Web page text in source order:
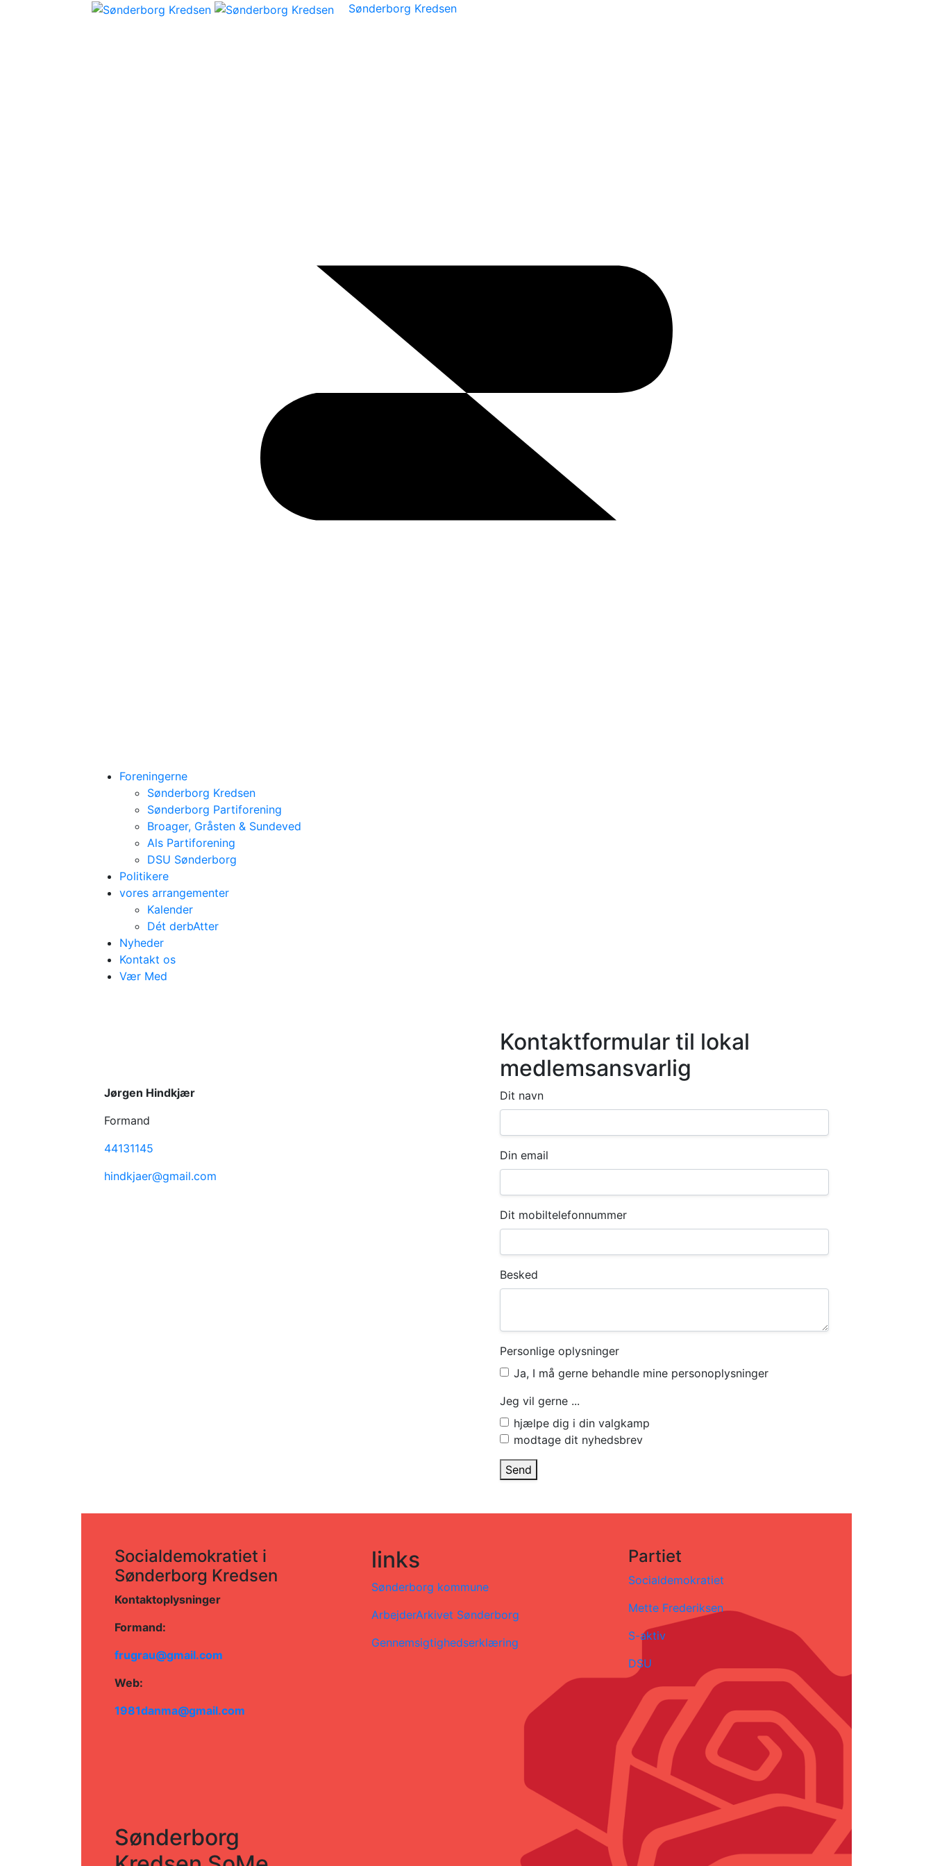
Sønderborg Kredsen
Foreningerne
Sønderborg Kredsen
Sønderborg Partiforening
Broager, Gråsten & Sundeved
Als Partiforening
DSU Sønderborg
Politikere
vores arrangementer
Kalender
Dét derbAtter
Nyheder
Kontakt os
Vær Med
Kontakt os
Jørgen Hindkjær
Formand
44131145
hindkjaer@gmail.com
Kontaktformular til lokal
medlemsansvarlig
Dit navn
Din email
Dit mobiltelefonnummer
Besked
Personlige oplysninger
Ja, I må gerne behandle mine personoplysninger
Jeg vil gerne ...
hjælpe dig i din valgkamp
modtage dit nyhedsbrev
Send
Socialdemokratiet i
Sønderborg Kredsen
Kontaktoplysninger
Formand:
frugrau@gmail.com
Web:
1981danma@gmail.com
links
Sønderborg kommune
ArbejderArkivet Sønderborg
Gennemsigtighedserklæring
Partiet
Socialdemokratiet
Mette Frederiksen
S-aktiv
DSU
Sønderborg